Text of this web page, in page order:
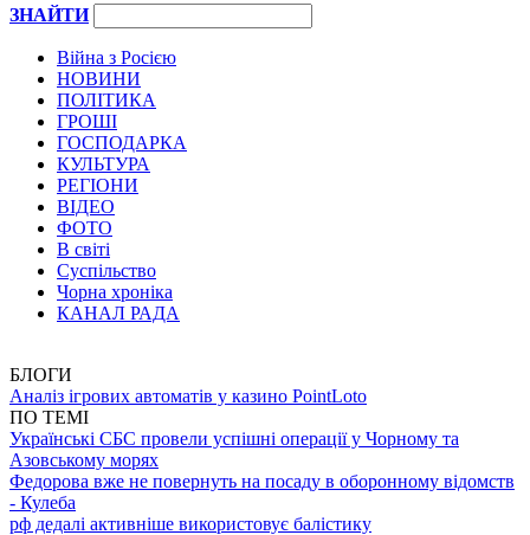
ЗНАЙТИ
Війна з Росією
НОВИНИ
ПОЛІТИКА
ГРОШІ
ГОСПОДАРКА
КУЛЬТУРА
РЕГІОНИ
ВІДЕО
ФОТО
В світі
Суспільство
Чорна хроніка
КАНАЛ РАДА
БЛОГИ
Аналіз ігрових автоматів у казино PointLoto
ПО ТЕМІ
Українські СБС провели успішні операції у Чорному та
Азовському морях
Федорова вже не повернуть на посаду в оборонному відомств
- Кулеба
рф дедалі активніше використовує балістику